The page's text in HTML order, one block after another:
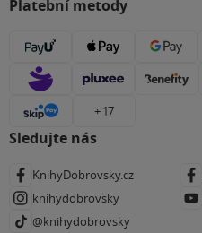
Platební metody
+ 17
Sledujte nás
KnihyDobrovsky.cz
knihydobrovsky
@knihydobrovsky